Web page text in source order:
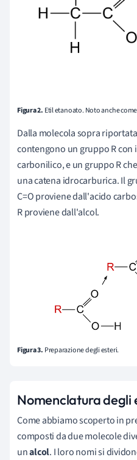
Figura 2. Etil etanoato. Noto anche
Dalla molecola sopra
contengono un gruppo R
carbonilico, e un gruppo R
una catena idrocarburica. Il
C=O proviene dall'acido
R proviene dall'alcol.
Figura 3. Preparazione degli esteri.
Nomenclatura degli
Come abbiamo scoperto in
composti da due molecole
unalcol. I loro nomi si